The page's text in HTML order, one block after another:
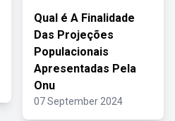
Qual é A Finalidade
Das Projeções
Populacionais
Apresentadas Pela
Onu
07 September 2024